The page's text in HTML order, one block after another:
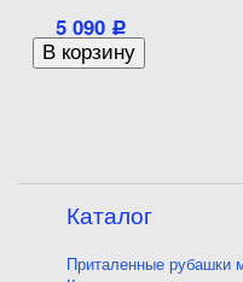
5 090 Р
Каталог
Приталенные рубашки